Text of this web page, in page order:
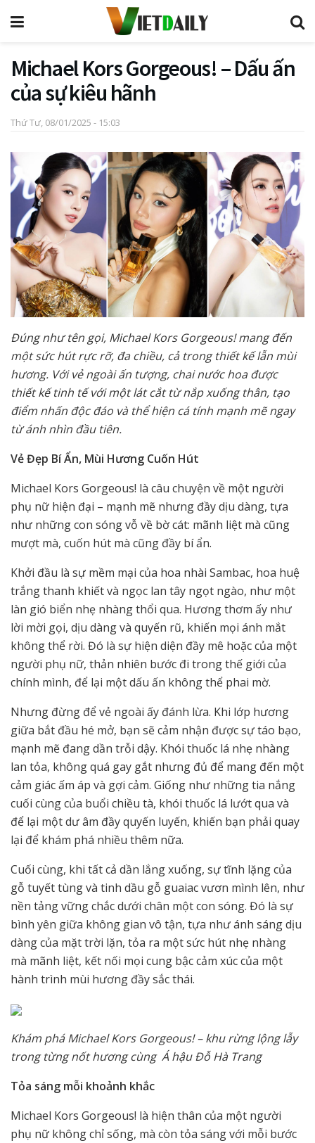
Michael Kors Gorgeous! – Dấu ấn
của sự kiêu hãnh
Thứ Tư, 08/01/2025 - 15:03
Đúng như tên gọi, Michael Kors Gorgeous! mang đến
một sức hút rực rỡ, đa chiều, cả trong thiết kế lẫn mùi
hương. Với vẻ ngoài ấn tượng, chai nước hoa được
thiết kế tinh tế với một lát cắt từ nắp xuống thân, tạo
điểm nhấn độc đáo và thể hiện cá tính mạnh mẽ ngay
từ ánh nhìn đầu tiên.
Vẻ Đẹp Bí Ẩn, Mùi Hương Cuốn Hút
Michael Kors Gorgeous! là câu chuyện về một người
phụ nữ hiện đại – mạnh mẽ nhưng đầy dịu dàng, tựa
như những con sóng vỗ về bờ cát: mãnh liệt mà cũng
mượt mà, cuốn hút mà cũng đầy bí ẩn.
Khởi đầu là sự mềm mại của hoa nhài Sambac, hoa huệ
trắng thanh khiết và ngọc lan tây ngọt ngào, như một
làn gió biển nhẹ nhàng thổi qua. Hương thơm ấy như
lời mời gọi, dịu dàng và quyến rũ, khiến mọi ánh mắt
không thể rời. Đó là sự hiện diện đầy mê hoặc của một
người phụ nữ, thản nhiên bước đi trong thế giới của
chính mình, để lại một dấu ấn không thể phai mờ.
Nhưng đừng để vẻ ngoài ấy đánh lừa. Khi lớp hương
giữa bắt đầu hé mở, bạn sẽ cảm nhận được sự táo bạo,
mạnh mẽ đang dần trỗi dậy. Khói thuốc lá nhẹ nhàng
lan tỏa, không quá gay gắt nhưng đủ để mang đến một
cảm giác ấm áp và gợi cảm. Giống như những tia nắng
cuối cùng của buổi chiều tà, khói thuốc lá lướt qua và
để lại một dư âm đầy quyến luyến, khiến bạn phải quay
lại để khám phá nhiều thêm nữa.
Cuối cùng, khi tất cả dần lắng xuống, sự tĩnh lặng của
gỗ tuyết tùng và tinh dầu gỗ guaiac vươn mình lên, như
nền tảng vững chắc dưới chân một con sóng. Đó là sự
bình yên giữa không gian vô tận, tựa như ánh sáng dịu
dàng của mặt trời lặn, tỏa ra một sức hút nhẹ nhàng
mà mãnh liệt, kết nối mọi cung bậc cảm xúc của một
hành trình mùi hương đầy sắc thái.
Khám phá Michael Kors Gorgeous! – khu rừng lộng lẫy
trong từng nốt hương cùng Á hậu Đỗ Hà Trang
Tỏa sáng mỗi khoảnh khắc
Michael Kors Gorgeous! là hiện thân của một người
phụ nữ không chỉ sống, mà còn tỏa sáng với mỗi bước